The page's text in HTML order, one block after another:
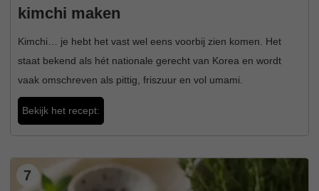
kimchi maken
Kimchi… je hebt het vast wel eens voorbij zien komen. Het
staat bekend als hét nationale gerecht van Korea en wordt
vaak omschreven als pittig, friszuur en vol umami.
Bekijk het recept:
7